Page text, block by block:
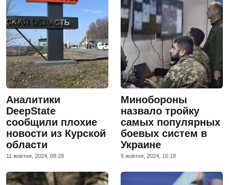
Аналитики
DeepState
сообщили плохие
новости из Курской
области
11 жовтня, 2024, 08:28
Минобороны
назвало тройку
самых популярных
боевых систем в
Украине
9 жовтня, 2024, 16:18